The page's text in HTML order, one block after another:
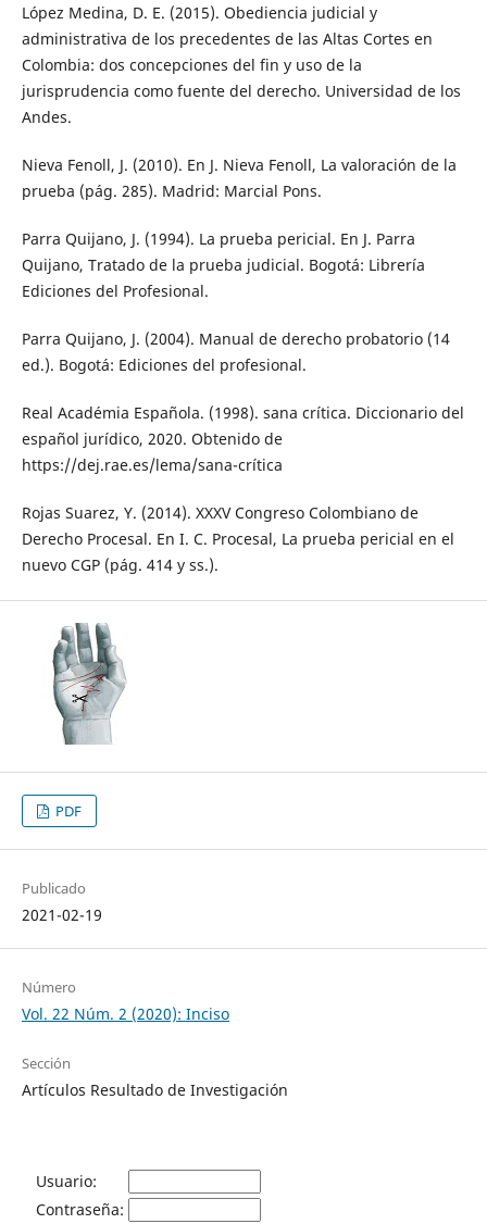
López Medina, D. E. (2015). Obediencia judicial y
administrativa de los precedentes de las Altas Cortes en
Colombia: dos concepciones del fin y uso de la
jurisprudencia como fuente del derecho. Universidad de los
Andes.
Nieva Fenoll, J. (2010). En J. Nieva Fenoll, La valoración de la
prueba (pág. 285). Madrid: Marcial Pons.
Parra Quijano, J. (1994). La prueba pericial. En J. Parra
Quijano, Tratado de la prueba judicial. Bogotá: Librería
Ediciones del Profesional.
Parra Quijano, J. (2004). Manual de derecho probatorio (14
ed.). Bogotá: Ediciones del profesional.
Real Académia Española. (1998). sana crítica. Diccionario del
español jurídico, 2020. Obtenido de
https://dej.rae.es/lema/sana-crítica
Rojas Suarez, Y. (2014). XXXV Congreso Colombiano de
Derecho Procesal. En I. C. Procesal, La prueba pericial en el
nuevo CGP (pág. 414 y ss.).
PDF
Publicado
2021-02-19
Número
Vol. 22 Núm. 2 (2020): Inciso
Sección
Artículos Resultado de Investigación
Usuario:
Contraseña: